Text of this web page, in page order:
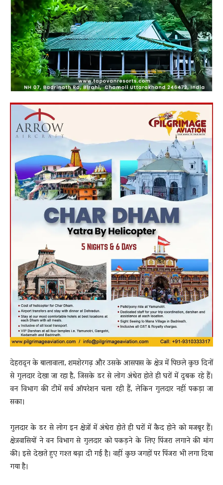
देहरादून के बालावाला, शमशेरगढ़ और उसके आसपास के क्षेत्र में पिछले कुछ दिनों
से गुलदार देखा जा रहा है, जिसके डर से लोग अंधेरा होते ही घरों में दुबक रहे हैं।
वन विभाग की टीमें सर्च ऑपरेशन चला रही हैं, लेकिन गुलदार नहीं पकड़ा जा
सका।
गुलदार के डर से लोग इन क्षेत्रों में अंधेरा होते ही घरों में कैद होने को मजबूर हैं।
क्षेत्रवासियों ने वन विभाग से गुलदार को पकड़ने के लिए पिंजरा लगाने की मांग
की। इसे देखते हुए गश्त बढ़ा दी गई है। वहीं कुछ जगहों पर पिंजरा भी लगा दिया
गया है।